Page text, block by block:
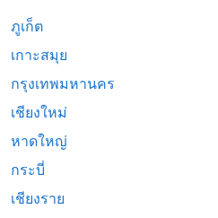
ภูเก็ต
เกาะสมุย
กรุงเทพมหานคร
เชียงใหม่
หาดใหญ่
กระบี่
เชียงราย